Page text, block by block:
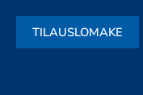
TILAUSLOMAKE